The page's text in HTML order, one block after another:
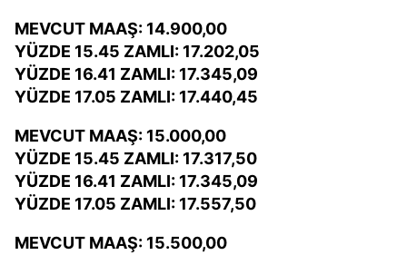
MEVCUT MAAŞ: 14.900,00
YÜZDE 15.45 ZAMLI: 17.202,05
YÜZDE 16.41 ZAMLI: 17.345,09
YÜZDE 17.05 ZAMLI: 17.440,45
MEVCUT MAAŞ: 15.000,00
YÜZDE 15.45 ZAMLI: 17.317,50
YÜZDE 16.41 ZAMLI: 17.345,09
YÜZDE 17.05 ZAMLI: 17.557,50
MEVCUT MAAŞ: 15.500,00